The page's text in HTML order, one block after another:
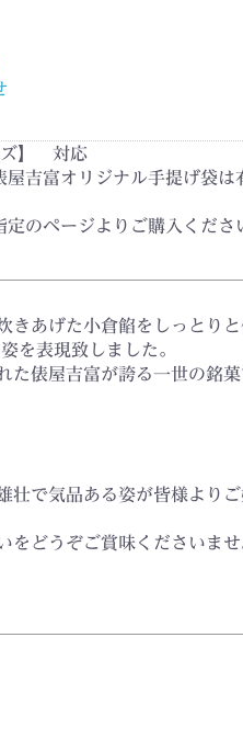
】 対応
屋吉富オリジナル手提げ袋は
定のページよりご購入くださ
きあげた小倉餡をしっとり
を表現致しました。
俵屋吉富が誇る一世の銘菓
壮で気品ある姿が皆様より
をどうぞご賞味くださいませ